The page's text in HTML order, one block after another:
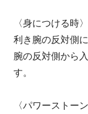
〈身につける時〉
利き腕の反対側
腕の反対側から
す。
〈パワーストー